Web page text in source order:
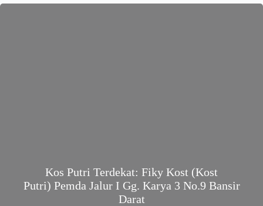
Kos Putri Terdekat: Fiky Kost (Kost
Putri) Pemda Jalur I Gg. Karya 3 No.9 Bansir
Darat